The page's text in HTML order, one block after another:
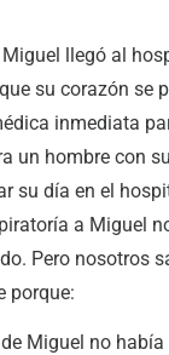
llegó al
su corazón se
inmediata
un hombre con
su día en el
a Miguel
Pero nosotros
porque:
Miguel no